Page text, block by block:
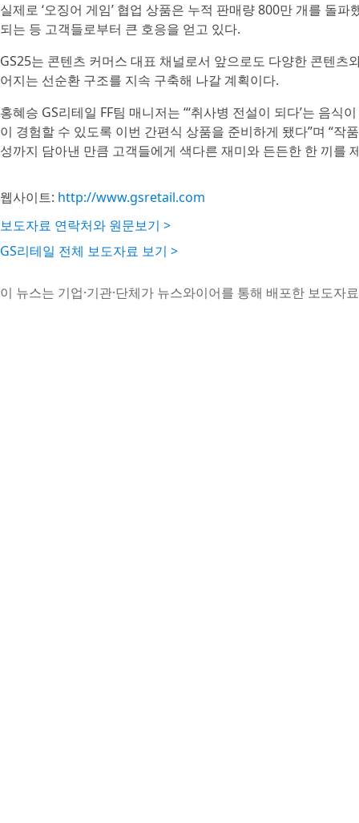
실제로 ‘오징어 게임’ 협업 상품은 누적 판매량 800만 개를 돌
되는 등 고객들로부터 큰 호응을 얻고 있다.
GS25는 콘텐츠 커머스 대표 채널로서 앞으로도 다양한 콘텐
어지는 선순환 구조를 지속 구축해 나갈 계획이다.
홍혜승 GS리테일 FF팀 매니저는 “‘취사병 전설이 되다’는 음
이 경험할 수 있도록 이번 간편식 상품을 준비하게 됐다”며 “
성까지 담아낸 만큼 고객들에게 색다른 재미와 든든한 한 끼를
웹사이트: http://www.gsretail.com
보도자료 연락처와 원문보기 >
GS리테일 전체 보도자료 보기 >
이 뉴스는 기업·기관·단체가 뉴스와이어를 통해 배포한 보도자